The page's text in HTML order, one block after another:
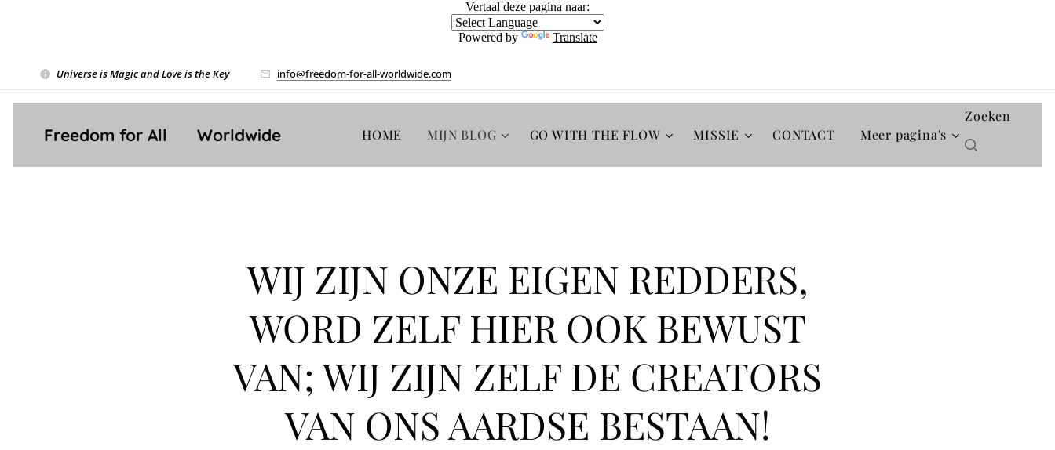
Vertaal deze pagina naar:
Powered by Translate
Universe is Magic and Love is the Key❤️ info@freedom-for-all-worldwide.com
Freedom for All ❤️ Worldwide HOME MIJN BLOG GO WITH THE FLOW MISSIE CONTACT Meer pagina's
Zoeken
WIJ ZIJN ONZE EIGEN REDDERS,
WORD ZELF HIER OOK BEWUST
VAN; WIJ ZIJN ZELF DE CREATORS
VAN ONS AARDSE BESTAAN!